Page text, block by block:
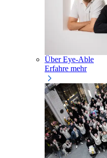
Über Eye-Able
Erfahre mehr